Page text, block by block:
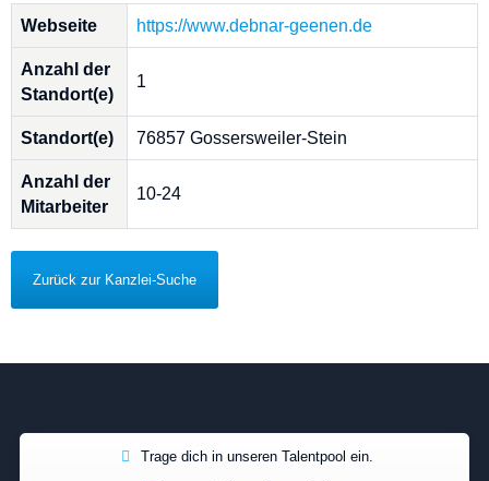
Webseite https://www.debnar-geenen.de
Anzahl der
Standort(e)
1
Standort(e) 76857 Gossersweiler-Stein
Anzahl der
Mitarbeiter
10-24
Zurück zur Kanzlei-Suche
Trage dich in unseren Talentpool ein.